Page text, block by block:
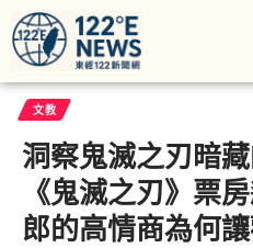
文教
洞察鬼滅之刃暗藏
《鬼滅之刃》票
郎的高情商為何